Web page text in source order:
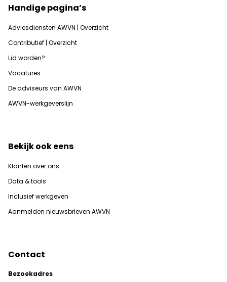
Handige pagina’s
Adviesdiensten AWVN | Overzicht
Contributief | Overzicht
Lid worden?
Vacatures
De adviseurs van AWVN
AWVN-werkgeverslijn
Bekijk ook eens
Klanten over ons
Data & tools
Inclusief werkgeven
Aanmelden nieuwsbrieven AWVN
Contact
Bezoekadres